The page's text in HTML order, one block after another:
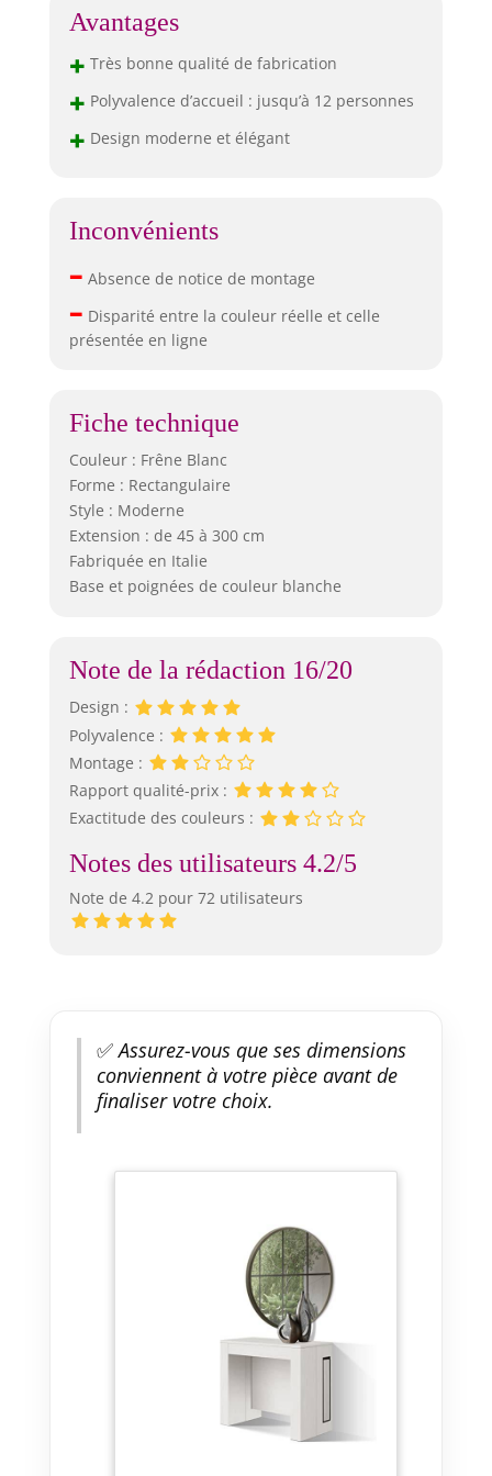
Avantages
+ Très bonne qualité de fabrication
+ Polyvalence d’accueil : jusqu’à 12 personnes
+ Design moderne et élégant
Inconvénients
– Absence de notice de montage
– Disparité entre la couleur réelle et celle
présentée en ligne
Fiche technique
Couleur : Frêne Blanc
Forme : Rectangulaire
Style : Moderne
Extension : de 45 à 300 cm
Fabriquée en Italie
Base et poignées de couleur blanche
Note de la rédaction 16/20
Design :
Polyvalence :
Montage :
Rapport qualité-prix :
Exactitude des couleurs :
Notes des utilisateurs 4.2/5
Note de 4.2 pour 72 utilisateurs
✅Assurez-vous que ses dimensions
conviennent à votre pièce avant de
finaliser votre choix.